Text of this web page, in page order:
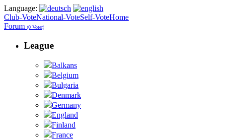
Language:
Club-VoteNational-VoteSelf-VoteHome
Forum (0 Voter)
League
Balkans
Belgium
Bulgaria
Denmark
Germany
England
Finland
France